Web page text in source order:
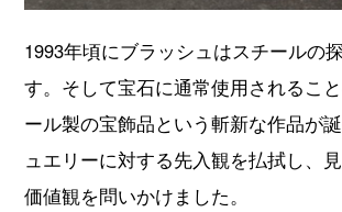
1993年頃にブラッシュはスチールの
す。そして宝石に通常使用されるこ
ール製の宝飾品という斬新な作品が
ュエリーに対する先入観を払拭し、
価値観を問いかけました。